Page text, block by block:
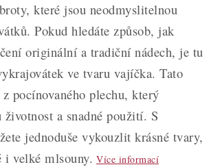
které jsou neodmyslitelnou
Pokud hledáte způsob, jak
originální a tradiční nádech, je tu
ve tvaru vajíčka. Tato
pocínovaného plechu, který
a snadné použití. S
jednoduše vykouzlit krásné tvary,
i velké mlsouny. Více informací